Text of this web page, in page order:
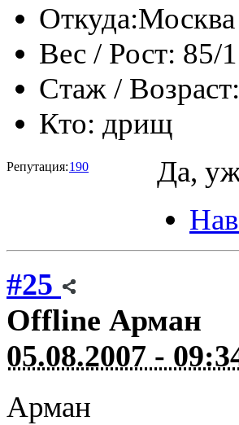
Откуда:Москва
Вес / Рост: 85/
Стаж / Возраст:
Кто: дрищ
Репутация:190
Да,
#25
Offline Арман
05.08.2007 -
Арман